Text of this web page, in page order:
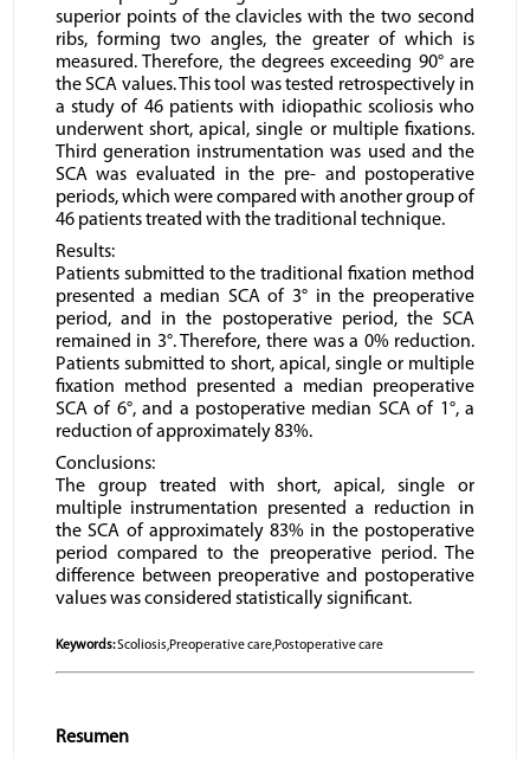
superior points of the clavicles with the two second
ribs, forming two angles, the greater of which is
measured. Therefore, the degrees exceeding 90° are
the SCA values. This tool was tested retrospectively in
a study of 46 patients with idiopathic scoliosis who
underwent short, apical, single or multiple fixations.
Third generation instrumentation was used and the
SCA was evaluated in the pre- and postoperative
periods, which were compared with another group of
46 patients treated with the traditional technique.
Results:
Patients submitted to the traditional fixation method
presented a median SCA of 3° in the preoperative
period, and in the postoperative period, the SCA
remained in 3°. Therefore, there was a 0% reduction.
Patients submitted to short, apical, single or multiple
fixation method presented a median preoperative
SCA of 6°, and a postoperative median SCA of 1°, a
reduction of approximately 83%.
Conclusions:
The group treated with short, apical, single or
multiple instrumentation presented a reduction in
the SCA of approximately 83% in the postoperative
period compared to the preoperative period. The
difference between preoperative and postoperative
values was considered statistically significant.
Keywords:Scoliosis,Preoperative care,Postoperative care
Resumen